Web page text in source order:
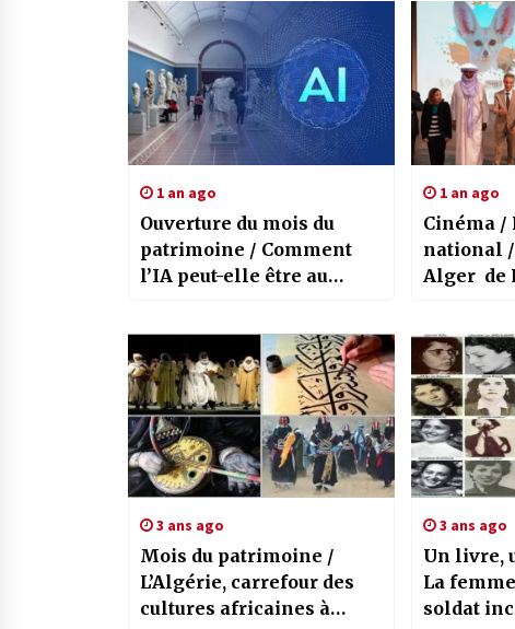
1 an ago
Ouverture du mois du
patrimoine / Comment
l’IA peut-elle être au
culturelle ?
1 an ago
Cinéma /
national
Alger de
3 ans ago
Mois du patrimoine /
L’Algérie, carrefour des
cultures africaines à
3 ans ago
Un livre,
La
soldat